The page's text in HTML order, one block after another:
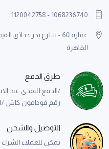
1068236740
-
1120042758
عماره 60 - شارع بدر
القاهرة
طرق الدفع
/الدفع النقدى عند
رقم فودافون كاش /
التوصيل والشحن
يمكن للعملاء